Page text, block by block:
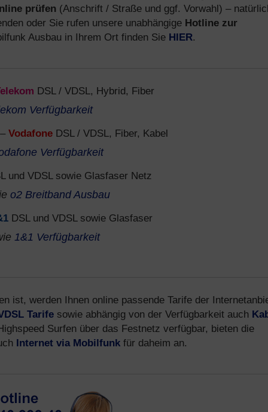
prüfen (Anschrift / Straße und ggf. Vorwahl) –
oder Sie rufen unsere unabhängige Hotline zur
Ausbau in Ihrem Ort finden Sie HIER.
DSL / VDSL, Hybrid, Fiber
Verfügbarkeit
– Vodafone DSL / VDSL, Fiber, Kabel
Verfügbarkeit
und VDSL sowie Glasfaser Netz
o2 Breitband Ausbau
DSL und VDSL sowie Glasfaser
1&1 Verfügbarkeit
ist, werden Ihnen online passende Tarife der
Tarife sowie abhängig von der Verfügbarkeit auch
Surfen über das Festnetz verfügbar, bieten die
Internet via Mobilfunk für daheim an.